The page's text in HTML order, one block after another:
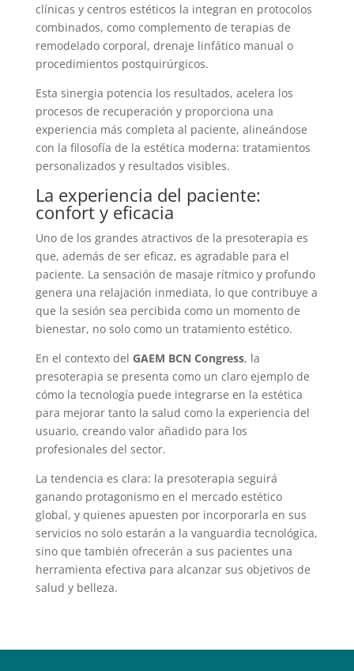
clínicas y centros estéticos la integran en protocolos
combinados, como complemento de terapias de
remodelado corporal, drenaje linfático manual o
procedimientos postquirúrgicos.
Esta sinergia potencia los resultados, acelera los
procesos de recuperación y proporciona una
experiencia más completa al paciente, alineándose
con la filosofía de la estética moderna: tratamientos
personalizados y resultados visibles.
La experiencia del paciente:
confort y eficacia
Uno de los grandes atractivos de la presoterapia es
que, además de ser eficaz, es agradable para el
paciente. La sensación de masaje rítmico y profundo
genera una relajación inmediata, lo que contribuye a
que la sesión sea percibida como un momento de
bienestar, no solo como un tratamiento estético.
En el contexto del GAEM BCN Congress, la
presoterapia se presenta como un claro ejemplo de
cómo la tecnología puede integrarse en la estética
para mejorar tanto la salud como la experiencia del
usuario, creando valor añadido para los
profesionales del sector.
La tendencia es clara: la presoterapia seguirá
ganando protagonismo en el mercado estético
global, y quienes apuesten por incorporarla en sus
servicios no solo estarán a la vanguardia tecnológica,
sino que también ofrecerán a sus pacientes una
herramienta efectiva para alcanzar sus objetivos de
salud y belleza.